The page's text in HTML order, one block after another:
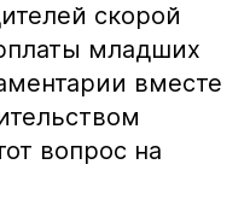
скорой
младших
вместе
вопрос на